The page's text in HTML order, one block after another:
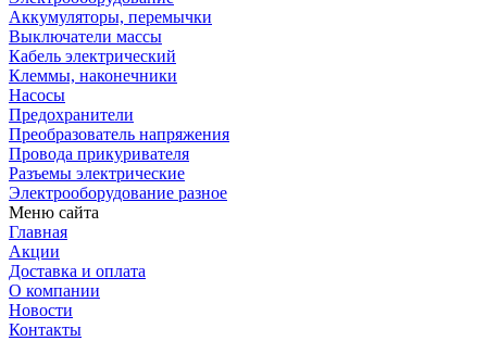
Аккумуляторы, перемычки
Выключатели массы
Кабель электрический
Клеммы, наконечники
Насосы
Предохранители
Преобразователь напряжения
Провода прикуривателя
Разъемы электрические
Электрооборудование разное
Меню сайта
Главная
Акции
Доставка и оплата
О компании
Новости
Контакты